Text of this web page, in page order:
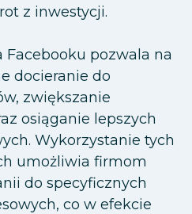
z inwestycji.
Facebooku pozwala na
docieranie do
zwiększanie
osiąganie lepszych
Wykorzystanie tych
umożliwia firmom
do specyficznych
co w efekcie